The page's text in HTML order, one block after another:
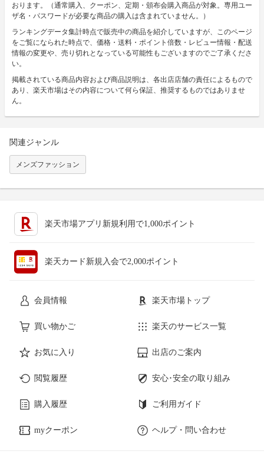
おります。（通常購入、クーポン、定期・頒布会購入商品が対象。専用ユー
ザ名・パスワードが必要な商品の購入は含まれていません。）
ランキングデータ集計時点で販売中の商品を紹介していますが、このページ
をご覧になられた時点で、価格・送料・ポイント倍数・レビュー情報・配送
情報の変更や、売り切れとなっている可能性もございますのでご了承くださ
い。
掲載されている商品内容および商品説明は、各出店店舗の責任によるもので
あり、楽天市場はその内容について何ら保証、推奨するものではありませ
ん。
関連ジャンル
メンズファッション
楽天市場アプリ新規利用で1,000ポイント
楽天カード新規入会で2,000ポイント
会員情報 楽天市場トップ
買い物かご 楽天のサービス一覧
お気に入り 出店のご案内
閲覧履歴 安心･安全の取り組み
購入履歴 ご利用ガイド
myクーポン ヘルプ・問い合わせ